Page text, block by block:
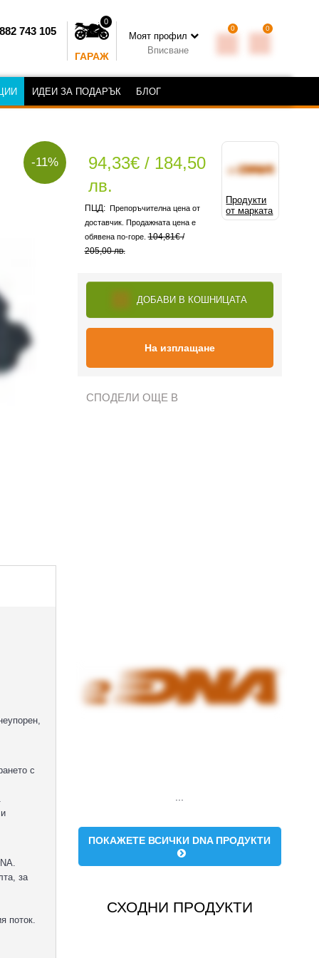
743 105
0
ГАРАЖ
Моят профил
Вписване
0 0
ИДЕИ ЗА ПОДАРЪК БЛОГ
-11%
Продукти
от марката
94,33€ / 184,50
лв.
Препоръчителна цена от
доставчик. Продажната цена е
обявена по-горе. 104,81€ /
205,00 лв.
ДОБАВИ В КОШНИЦАТА
На изплащане
СПОДЕЛИ ОЩЕ В
с
за
поток.
ПОКАЖЕТЕ ВСИЧКИ DNA ПРОДУКТИ
СХОДНИ ПРОДУКТИ